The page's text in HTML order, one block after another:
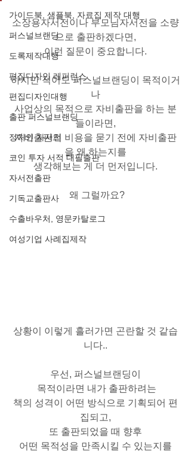
가이드북, 샘플북, 자료집 제작 대행
퍼스널브랜딩
도록제작대행
편집디자인 레퍼런스
편집디자인대행
출판 퍼스널브랜딩
정치인 자서전
코인 투자 서적 대필출판
자서전출판
기독교출판사
수출바우처, 영문카탈로그
여성기업 사례집제작
소장용자서전이나 부모님자서전을 소량
으로 출판하겠다면,
이런 질문이 중요합니다.
하지만 적어도 퍼스널브랜딩이 목적이거
나
사업상의 목적으로 자비출판을 하는 분
들이라면,
자비출판의 비용을 묻기 전에 자비출판
을 왜 하는지를
생각해보는 게 더 먼저입니다.
왜 그럴까요?
상황이 이렇게 흘러가면 곤란할 것 같습
니다..
우선, 퍼스널브랜딩이
목적이라면 내가 출판하려는
책의 성격이 어떤 방식으로 기획되어 편
집되고,
또 출판되었을 때 향후
어떤 목적성을 만족시킬 수 있는지를